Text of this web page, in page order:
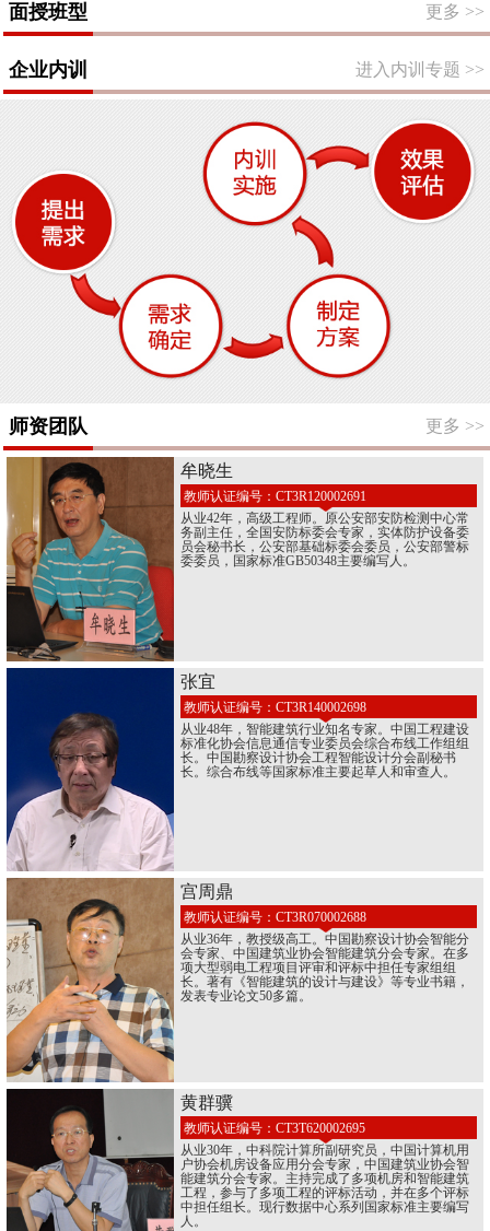
面授班型 更多 >>
企业内训 进入内训专题 >>
师资团队 更多 >>
牟晓生
教师认证编号：CT3R120002691
从业42年，高级工程师。原公安部安防检测中心常
务副主任，全国安防标委会专家，实体防护设备委
员会秘书长，公安部基础标委会委员，公安部警标
委委员，国家标准GB50348主要编写人。
张宜
教师认证编号：CT3R140002698
从业48年，智能建筑行业知名专家。中国工程建设
标准化协会信息通信专业委员会综合布线工作组组
长。中国勘察设计协会工程智能设计分会副秘书
长。综合布线等国家标准主要起草人和审查人。
宫周鼎
教师认证编号：CT3R070002688
从业36年，教授级高工。中国勘察设计协会智能分
会专家、中国建筑业协会智能建筑分会专家。在多
项大型弱电工程项目评审和评标中担任专家组组
长。著有《智能建筑的设计与建设》等专业书籍，
发表专业论文50多篇。
黄群骥
教师认证编号：CT3T620002695
从业30年，中科院计算所副研究员，中国计算机用
户协会机房设备应用分会专家，中国建筑业协会智
能建筑分会专家。主持完成了多项机房和智能建筑
工程，参与了多项工程的评标活动，并在多个评标
中担任组长。现行数据中心系列国家标准主要编写
人。